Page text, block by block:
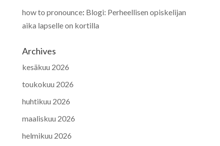
how to pronounce: Blogi: Perheellisen opiskelijan
aika lapselle on kortilla
Archives
kesäkuu 2026
toukokuu 2026
huhtikuu 2026
maaliskuu 2026
helmikuu 2026